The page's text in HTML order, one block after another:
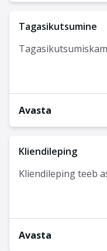
Tagasikutsumine
Avasta
Kliendileping
Kliendileping teeb
Avasta